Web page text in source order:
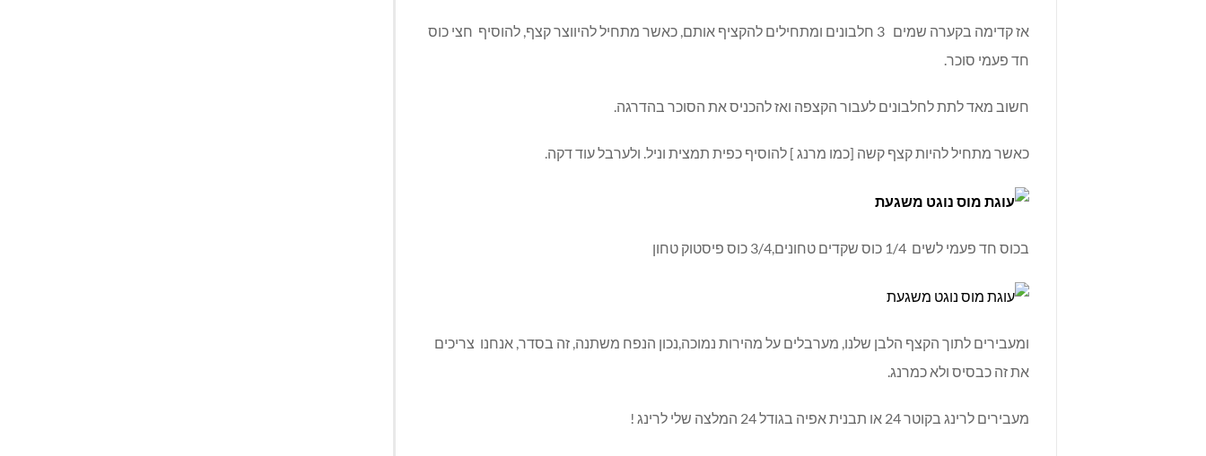
אז קדימה בקערה שמים 3 חלבונים ומתחילים להקציף אותם, כאשר מתחיל להיווצר קצף, להוסיף חצי כוס
חד פעמי סוכר.
חשוב מאד לתת לחלבונים לעבור הקצפה ואז להכניס את הסוכר בהדרגה.
כאשר מתחיל להיות קצף קשה [כמו מרנג ] להוסיף כפית תמצית וניל. ולערבל עוד דקה.
בכוס חד פעמי לשים 1/4 כוס שקדים טחונים,3/4 כוס פיסטוק טחון
ומעבירים לתוך הקצף הלבן שלנו, מערבלים על מהירות נמוכה,נכון הנפח משתנה, זה בסדר, אנחנו צריכים
את זה כבסיס ולא כמרנג.
מעבירים לרינג בקוטר 24 או תבנית אפיה בגודל 24 המלצה שלי לרינג !